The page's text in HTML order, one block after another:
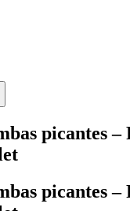
picantes –
picantes –